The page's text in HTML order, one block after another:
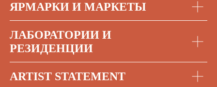
ЯРМАРКИ И МАРКЕТЫ
ЛАБОРАТОРИИ И
РЕЗИДЕНЦИИ
ARTIST STATEMENT